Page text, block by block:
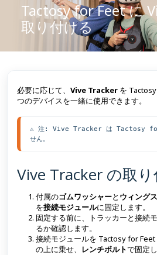
Tactosy for Feet に
取り付ける
必要に応じて、 Vive Tracker を
つのデバイスを一緒に使用できます。
⚠️ 注: Vive Tracker は Tactosy for
せん。
Vive Tracker の取
付属のゴムワッシャーと ウィング
を接続モジュールに固定します。
固定する前に、トラッカーと接続
るか確認します。
接続モジュールを Tactosy for Feet
の上に乗せ、
レンチボルトで固定